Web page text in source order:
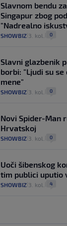
Slavnom bendu
Singapur zbog
"Nadrealno
SHOWBIZ 3. kol. 0
Slavni glazbenik
borbi: "Ljudi su
mene"
SHOWBIZ 3. kol. 0
Novi Spider-Man
Hrvatskoj
SHOWBIZ 3. kol. 0
Uoči šibenskog
tim publici uputio
SHOWBIZ 3. kol. 4